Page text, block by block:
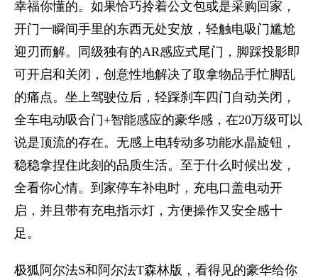
幸福你懂的。如果恰巧拎着公文包或是采购回家，
开门一瞬间手里的东西无处安放，轻触电吸门尴尬
迎刃而解。同级独有的AR感应式尾门，脚踩投影即
可开启和关闭，创意性地解决了取拿物品手忙脚乱
的痛点。坐上驾驶位后，轻踩刹车四门自动关闭，
全车电动吸合门+智能感应的豪华感，在20万级可以
说是顶流的存在。无感上电转动多功能水晶旋钮，
稳稳拿捏住此刻的品质生活。至于什么时候出发，
全看你心情。到家停车补电时，充电口盖电动开
启，并且带有充电指示灯，方便操作又安全感十
足。
极狐阿尔法S和阿尔法T森林版，看得见的豪华给你